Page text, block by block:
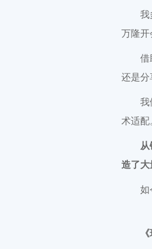
我
万隆开
借
还是分
我
术适配
造了大
如